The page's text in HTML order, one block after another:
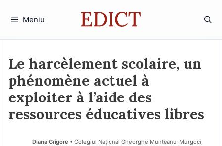
Meniu
Le harcèlement scolaire, un
phénomène actuel à
exploiter à l’aide des
ressources éducatives libres
Diana Grigore • Colegiul Național Gheorghe Munteanu-Murgoci,